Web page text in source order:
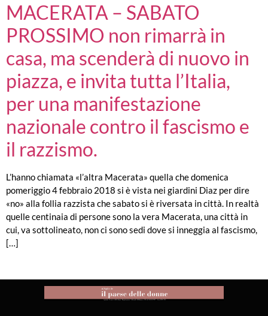
MACERATA – SABATO
PROSSIMO non rimarrà in
casa, ma scenderà di nuovo in
piazza, e invita tutta l’Italia,
per una manifestazione
nazionale contro il fascismo e
il razzismo.
L’hanno chiamata «l’altra Macerata» quella che domenica
pomeriggio 4 febbraio 2018 si è vista nei giardini Diaz per dire
«no» alla follia razzista che sabato si è riversata in città. In realtà
quelle centinaia di persone sono la vera Macerata, una città in
cui, va sottolineato, non ci sono sedi dove si inneggia al fascismo,
[…]